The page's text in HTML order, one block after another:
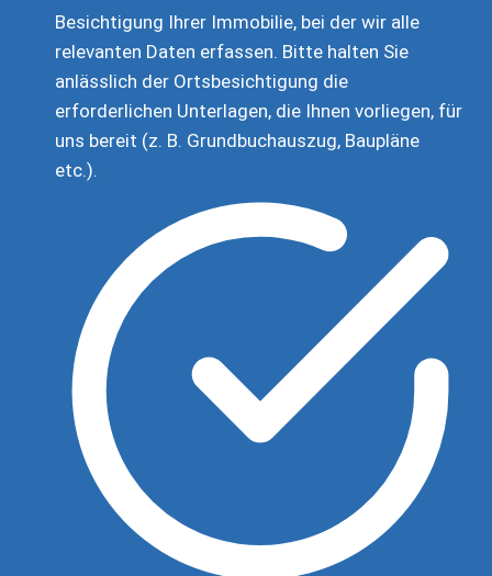
Besichtigung Ihrer Immobilie, bei der wir alle
relevanten Daten erfassen. Bitte halten Sie
anlässlich der Ortsbesichtigung die
erforderlichen Unterlagen, die Ihnen vorliegen, für
uns bereit (z. B. Grundbuchauszug, Baupläne
etc.).